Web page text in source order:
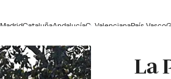
MadridCataluñaAndalucíaC. ValencianaPaís Vasco
La